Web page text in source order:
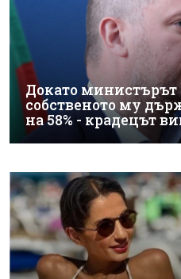
Докато министърът
собственото му
на 58% - крадецът